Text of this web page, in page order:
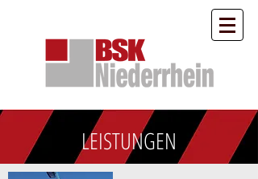
LEISTUNGEN